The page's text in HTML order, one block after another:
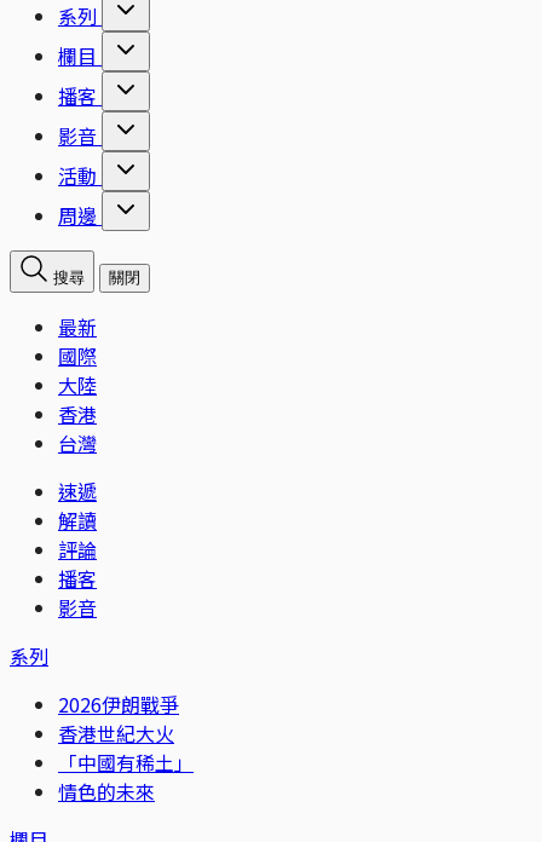
系列
欄目
播客
影音
活動
周邊
搜尋 關閉
最新
國際
大陸
香港
台灣
速遞
解讀
評論
播客
影音
系列
2026伊朗戰爭
香港世紀大火
「中國有稀土」
情色的未來